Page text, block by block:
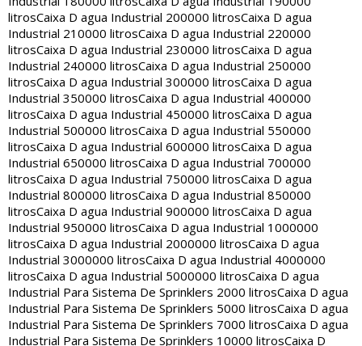
litrosCaixa D agua Industrial 200000 litrosCaixa D agua
Industrial 210000 litrosCaixa D agua Industrial 220000
litrosCaixa D agua Industrial 230000 litrosCaixa D agua
Industrial 240000 litrosCaixa D agua Industrial 250000
litrosCaixa D agua Industrial 300000 litrosCaixa D agua
Industrial 350000 litrosCaixa D agua Industrial 400000
litrosCaixa D agua Industrial 450000 litrosCaixa D agua
Industrial 500000 litrosCaixa D agua Industrial 550000
litrosCaixa D agua Industrial 600000 litrosCaixa D agua
Industrial 650000 litrosCaixa D agua Industrial 700000
litrosCaixa D agua Industrial 750000 litrosCaixa D agua
Industrial 800000 litrosCaixa D agua Industrial 850000
litrosCaixa D agua Industrial 900000 litrosCaixa D agua
Industrial 950000 litrosCaixa D agua Industrial 1000000
litrosCaixa D agua Industrial 2000000 litrosCaixa D agua
Industrial 3000000 litrosCaixa D agua Industrial 4000000
litrosCaixa D agua Industrial 5000000 litrosCaixa D agua
Industrial Para Sistema De Sprinklers 2000 litrosCaixa D agua
Industrial Para Sistema De Sprinklers 5000 litrosCaixa D agua
Industrial Para Sistema De Sprinklers 7000 litrosCaixa D agua
Industrial Para Sistema De Sprinklers 10000 litrosCaixa D